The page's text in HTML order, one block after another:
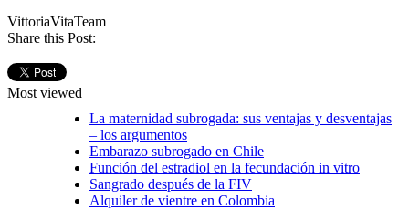
VittoriaVitaTeam
Share this Post:
Most viewed
La maternidad subrogada: sus ventajas y desventajas
– los argumentos
Embarazo subrogado en Chile
Función del estradiol en la fecundación in vitro
Sangrado después de la FIV
Alquiler de vientre en Colombia